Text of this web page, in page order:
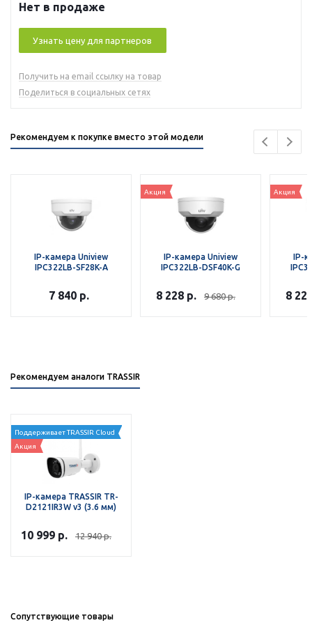
Нет в продаже
Узнать цену для партнеров
Получить на email ссылку на товар
Поделиться в социальных сетях
Рекомендуем к покупке вместо этой модели
IP-камера Uniview
IPC322LB-SF28K-A
7 840р.
Акция
IP-камера Uniview
IPC322LB-DSF40K-G
8 228 р. 9 680р.
Акция
IP-
8
Рекомендуем аналоги TRASSIR
Поддерживает TRASSIR Cloud
Акция
IP-камера TRASSIR TR-
D2121IR3W v3 (3.6 мм)
10 999 р. 12 940р.
Сопутствующие товары